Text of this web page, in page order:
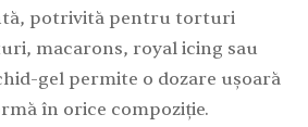
potrivită pentru torturi
macarons, royal icing sau
gel permite o dozare ușoară
în orice compoziție.